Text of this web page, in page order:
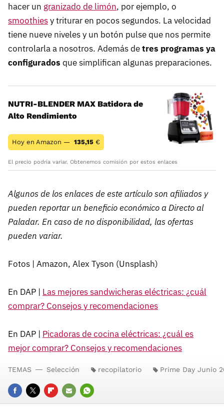
hacer un granizado de limón, por ejemplo, o
smoothiesy triturar en pocos segundos. La velocidad
tiene nueve niveles y un botón pulse que nos permite
controlarla a nosotros. Además detres programas ya
configurados que simplifican algunas preparaciones.
NUTRI-BLENDER MAX Batidora de
Alto Rendimiento
Hoy en Amazon — 135,15 €
El precio podría variar. Obtenemos comisión por estos enlaces
Algunos de los enlaces de este artículo son afiliados y
pueden reportar un beneficio económico a Directo al
Paladar. En caso de no disponibilidad, las ofertas
pueden variar.
Fotos | Amazon, Alex Tyson (Unsplash)
En DAP | Las mejores sandwicheras eléctricas: ¿cuál
comprar? Consejos y recomendaciones
En DAP | Picadoras de cocina eléctricas: ¿cuál es
mejor comprar? Consejos y recomendaciones
FACEBOOK
TWITTERFLIPBOARD
E- WHATSAPP
TEMAS Selección recopilatorio Prime Day Junio